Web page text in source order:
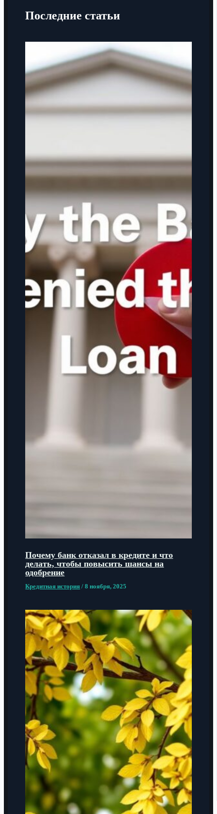
Последние статьи
Почему банк отказал в кредите и что
делать, чтобы повысить шансы на
одобрение
Кредитная история /8 ноября, 2025